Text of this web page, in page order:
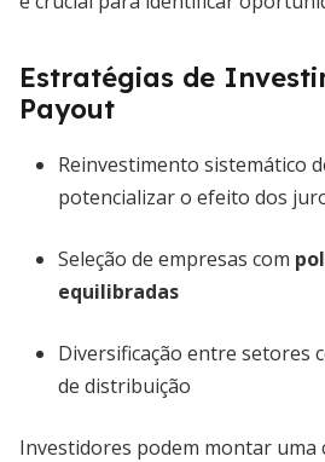
Estratégias de
Payout
Reinvestimento sistemático
potencializar o efeito dos
Seleção de empresas com
equilibradas
Diversificação entre setores
de distribuição
Investidores podem montar uma